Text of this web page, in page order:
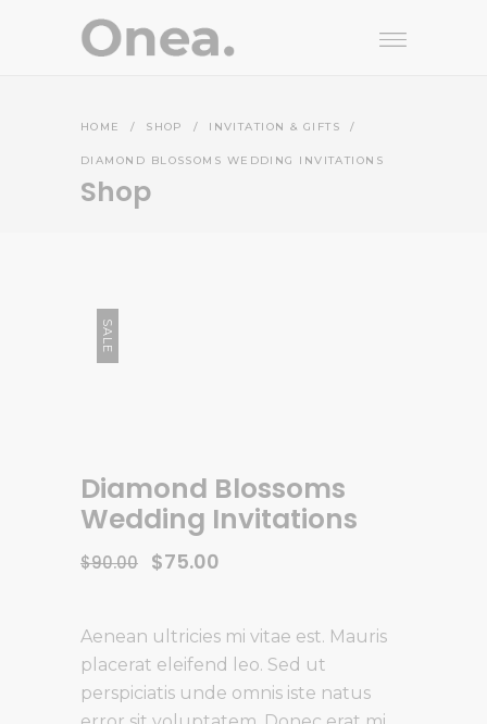
HOME / SHOP / INVITATION & GIFTS /
DIAMOND BLOSSOMS WEDDING INVITATIONS
Shop
SALE
Diamond Blossoms
Wedding Invitations
$90.00 $75.00
Aenean ultricies mi vitae est. Mauris
placerat eleifend leo. Sed ut
perspiciatis unde omnis iste natus